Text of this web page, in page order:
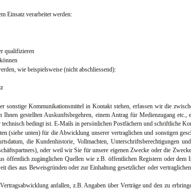
Einsatz verarbeitet werden:
qualifizieren
wie beispielsweise (nicht abschliessend):
sonstige Kommunikationsmittel in Kontakt stehen, erfassen wir die
gestellten Auskunftsbegehren, einem Antrag für Medienzugang
bedingt ist. E-Mails in persönlichen Postfächern und schriftliche
(siehe unten) für die Abwicklung unserer vertraglichen und sonstigen
die Kundenhistorie, Vollmachten, Unterschriftsberechtigungen
oder weil wir Sie für unsere eigenen Zwecke oder die
zugänglichen Quellen wie z.B. öffentlichen Registern oder
dies aus Beweisgründen oder zur Einhaltung gesetzlicher oder
anfallen, z.B. Angaben über Verträge und den zu